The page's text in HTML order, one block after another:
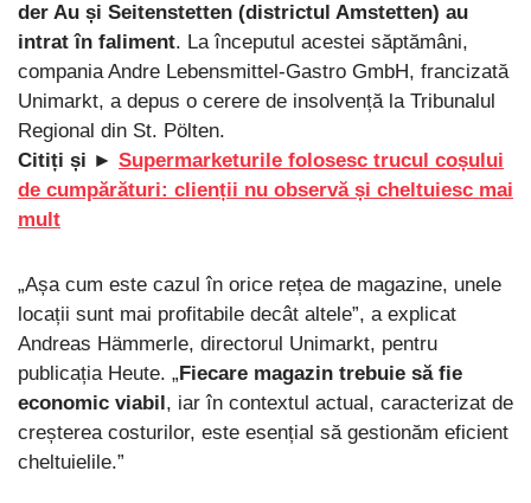
der Au și Seitenstetten (districtul Amstetten) au
intrat în faliment. La începutul acestei săptămâni,
compania Andre Lebensmittel-Gastro GmbH, francizată
Unimarkt, a depus o cerere de insolvență la Tribunalul
Regional din St. Pölten.
Citiți și ► Supermarketurile folosesc trucul coșului
de cumpărături: clienții nu observă și cheltuiesc mai
mult
„Așa cum este cazul în orice rețea de magazine, unele
locații sunt mai profitabile decât altele”, a explicat
Andreas Hämmerle, directorul Unimarkt, pentru
publicația Heute. „ Fiecare magazin trebuie să fie
economic viabil , iar în contextul actual, caracterizat de
creșterea costurilor, este esențial să gestionăm eficient
cheltuielile.”